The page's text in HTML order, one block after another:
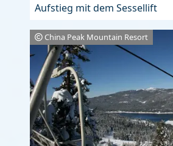
Aufstieg mit dem Sessellift
China Peak Mountain Resort